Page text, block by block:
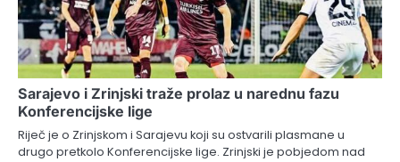
Sarajevo i Zrinjski traže prolaz u narednu fazu
Konferencijske lige
Riječ je o Zrinjskom i Sarajevu koji su ostvarili plasmane u
drugo pretkolo Konferencijske lige. Zrinjski je pobjedom nad